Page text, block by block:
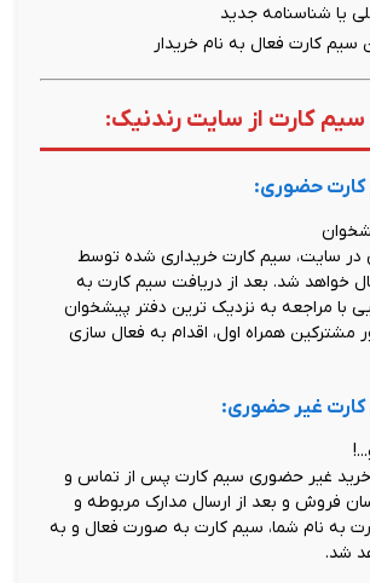
یا شناسنامه جدید
سیم کارت فعال به نام خریدار
سیم کارت از سایت رندنیک:
حضوری:
در سایت، سیم کارت خریداری شده توسط
خواهد شد. بعد از دریافت سیم کارت به
با مراجعه به نزدیک ترین دفتر پیشخوان
مشترکین همراه اول، اقدام به فعال سازی
غیر حضوری:
غیر حضوری سیم کارت پس از تماس و
فروش و بعد از ارسال مدارک مربوطه و
به نام شما، سیم کارت به صورت فعال و به
شد.